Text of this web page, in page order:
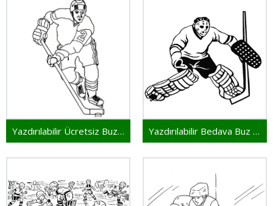
Yazdırılabilir Ücretsiz Buz Hokeyi Yazdırılabilir Bedava Buz Hokeyi